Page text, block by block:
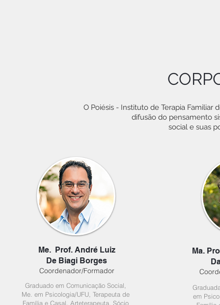
O Poiésis - Instituto de Terapia Familiar
difusão do pensamento
social e suas
Me. Prof. André Luiz
De Biagi Borges
Coordenador/Formador
Graduado em Comunicação Social,
Me. em Psicologia/UFU, Terapeuta de
Família e Casal, Arteterapeuta, Sócio
Ma.
em